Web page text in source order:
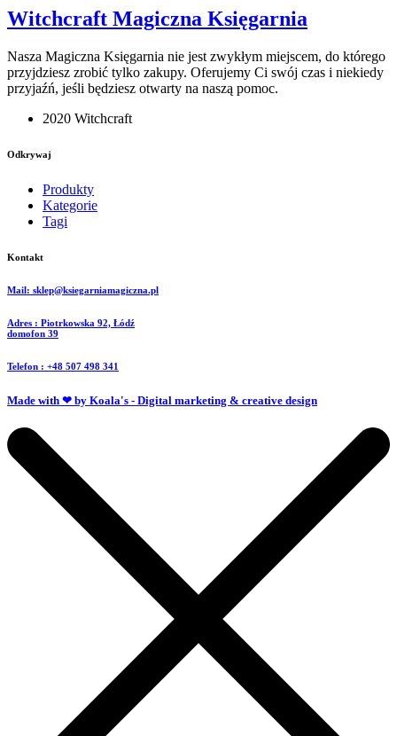
Witchcraft Magiczna Księgarnia
Nasza Magiczna Księgarnia nie jest zwykłym miejscem, do którego
przyjdziesz zrobić tylko zakupy. Oferujemy Ci swój czas i niekiedy
przyjaźń, jeśli będziesz otwarty na naszą pomoc.
2020 Witchcraft
Odkrywaj
Produkty
Kategorie
Tagi
Kontakt
Mail: sklep@ksiegarniamagiczna.pl
Adres : Piotrkowska 92, Łódź
domofon 39
Telefon : +48 507 498 341
Made with ❤ by Koala's - Digital marketing & creative design